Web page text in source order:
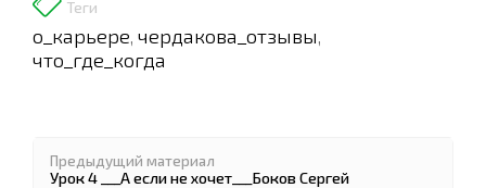
Теги
о_карьере чердакова_отзывы
что_где_когда
Предыдущий материал
Урок 4 ___А если не хочет___Боков Сергей